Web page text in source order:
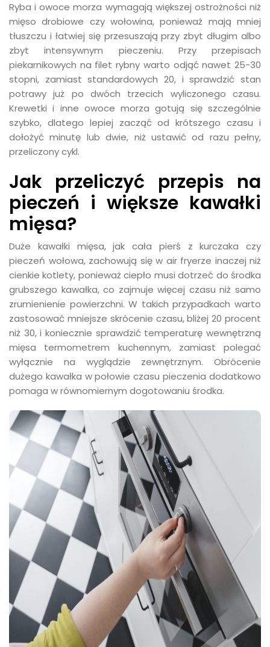
Ryba i owoce morza wymagają większej ostrożności niż
mięso drobiowe czy wołowina, ponieważ mają mniej
tłuszczu i łatwiej się przesuszają przy zbyt długim albo
zbyt intensywnym pieczeniu. Przy przepisach
piekarnikowych na filet rybny warto odjąć nawet 25-30
stopni, zamiast standardowych 20, i sprawdzić stan
potrawy już po dwóch trzecich wyliczonego czasu.
Krewetki i inne owoce morza gotują się szczególnie
szybko, dlatego lepiej zacząć od krótszego czasu i
dołożyć minutę lub dwie, niż ustawić od razu pełny,
przeliczony cykl.
Jak przeliczyć przepis na
pieczeń i większe kawałki
mięsa?
Duże kawałki mięsa, jak cała pierś z kurczaka czy
pieczeń wołowa, zachowują się w air fryerze inaczej niż
cienkie kotlety, ponieważ ciepło musi dotrzeć do środka
grubszego kawałka, co zajmuje więcej czasu niż samo
zrumienienie powierzchni. W takich przypadkach warto
zastosować mniejsze skrócenie czasu, bliżej 20 procent
niż 30, i koniecznie sprawdzić temperaturę wewnętrzną
mięsa termometrem kuchennym, zamiast polegać
wyłącznie na wyglądzie zewnętrznym. Obrócenie
dużego kawałka w połowie czasu pieczenia dodatkowo
pomaga w równomiernym dogotowaniu środka.